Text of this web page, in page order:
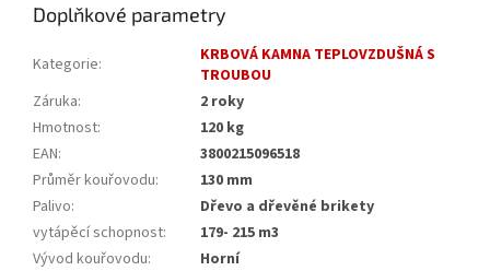
Doplňkové parametry
Kategorie:
KRBOVÁ KAMNA TEPLOVZDUŠNÁ S
TROUBOU
Záruka:
2 roky
Hmotnost:
120 kg
EAN:
3800215096518
Průměr kouřovodu:
130 mm
Palivo:
Dřevo a dřevěné brikety
vytápěcí schopnost:
179- 215 m3
Vývod kouřovodu:
Horní